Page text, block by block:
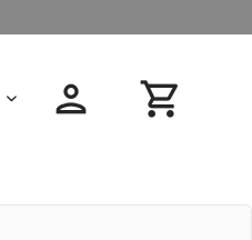
nederlands